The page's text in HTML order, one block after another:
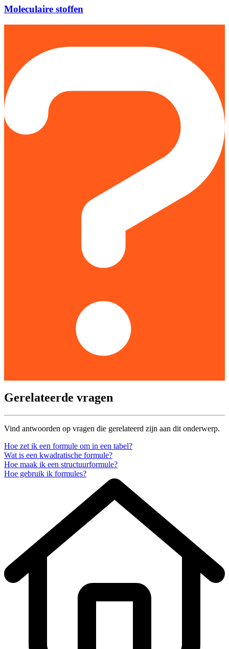
Moleculaire stoffen
Gerelateerde vragen
Vind antwoorden op vragen die gerelateerd zijn aan dit onderwerp.
Hoe zet ik een formule om in een tabel?
Wat is een kwadratische formule?
Hoe maak ik een structuurformule?
Hoe gebruik ik formules?